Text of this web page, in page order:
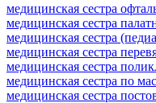
медицинская сестра
медицинская сестра
медицинская сестра
медицинская сестра
медицинская сестра
медицинская сестра по
медицинская сестра